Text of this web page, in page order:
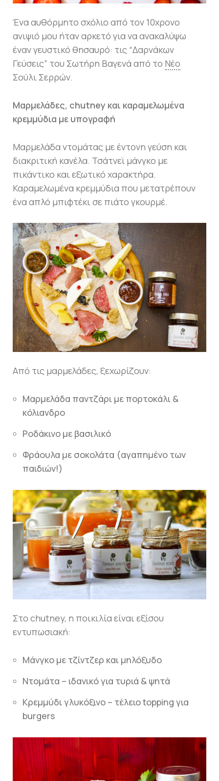
Ένα αυθόρμητο σχόλιο από τον 10χρονο
ανιψιό μου ήταν αρκετό για να ανακαλύψω
έναν γευστικό θησαυρό: τις “Δαρνάκων
Γεύσεις” του Σωτήρη Βαγενά από το Νέο
Σούλι Σερρών.
Μαρμελάδες, chutney και καραμελωμένα
κρεμμύδια με υπογραφή
Μαρμελάδα ντομάτας με έντονη γεύση και
διακριτική κανέλα. Τσάτνεϊ μάνγκο με
πικάντικο και εξωτικό χαρακτήρα.
Καραμελωμένα κρεμμύδια που μετατρέπουν
ένα απλό μπιφτέκι σε πιάτο γκουρμέ.
Από τις μαρμελάδες, ξεχωρίζουν:
Μαρμελάδα παντζάρι με πορτοκάλι &
κόλιανδρο
Ροδάκινο με βασιλικό
Φράουλα με σοκολάτα (αγαπημένο των
παιδιών!)
Στο chutney, η ποικιλία είναι εξίσου
εντυπωσιακή:
Μάνγκο με τζίντζερ και μηλόξυδο
Ντομάτα – ιδανικό για τυριά & ψητά
Κρεμμύδι γλυκόξινο – τέλειο topping για
burgers